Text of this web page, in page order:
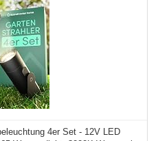
4er Set - 12V LED